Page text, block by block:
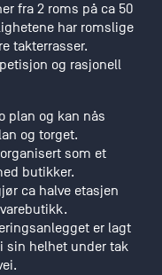
fra 2 roms på ca 50
har romslige
takterrasser.
og rasjonell
plan og kan nås
og torget.
som et
butikker.
ca halve etasjen
er lagt
sin helhet under tak